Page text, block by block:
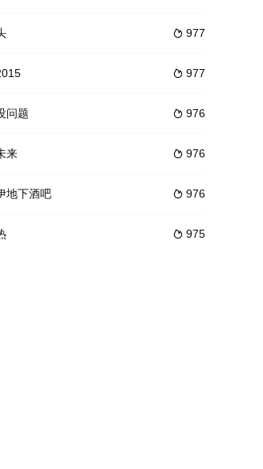
台同型的车子停在一块，与父母呕气的贾斯汀也因而
同一大厦，本来互不相干，却因一个从天而降的bra
安
以弥补其空虚的心灵。在一次交通意外，妙
始了他的历险，麻烦始于一位可爱的女代理人神秘死
赌马去财，房租拖欠，还被夜总会赶了出来。在无处
 977
 977
 976
问题
 976
来
 976
地下酒吧
 975